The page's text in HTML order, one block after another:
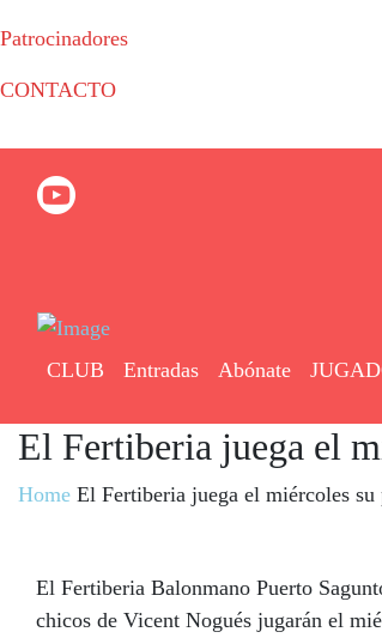
Patrocinadores
CONTACTO
CLUB Entradas Abónate
El Fertiberia juega el
Home El Fertiberia juega el miércoles
El Fertiberia Balonmano Puerto
chicos de Vicent Nogués jugarán el